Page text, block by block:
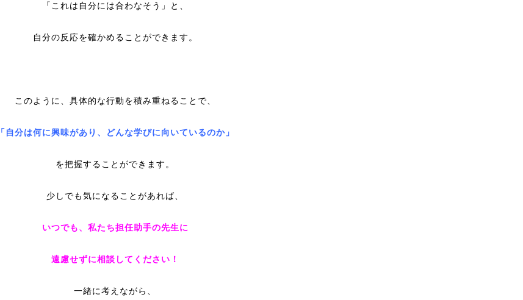
「これは自分には合わなそう」と、
自分の反応を確かめることができます。
このように、具体的な行動を積み重ねることで、
「自分は何に興味があり、どんな学びに向いているのか」
を把握することができます。
少しでも気になることがあれば、
いつでも、私たち担任助手の先生に
遠慮せずに相談してください！
一緒に考えながら、